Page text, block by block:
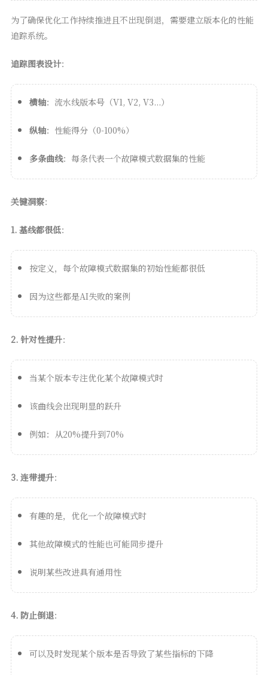
为了确保优化工作持续推进且不出现倒退，需要建立版本化的性能
追踪系统。
追踪图表设计：
横轴：流水线版本号（V1, V2, V3...）
纵轴：性能得分（0-100%）
多条曲线：每条代表一个故障模式数据集的性能
关键洞察：
1. 基线都很低：
按定义，每个故障模式数据集的初始性能都很低
因为这些都是AI失败的案例
2. 针对性提升：
当某个版本专注优化某个故障模式时
该曲线会出现明显的跃升
例如：从20%提升到70%
3. 连带提升：
有趣的是，优化一个故障模式时
其他故障模式的性能也可能同步提升
说明某些改进具有通用性
4. 防止倒退：
可以及时发现某个版本是否导致了某些指标的下降